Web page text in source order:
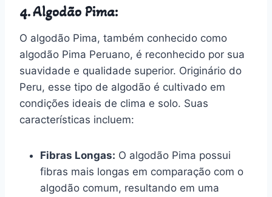
4. Algodão Pima:
O algodão Pima, também conhecido como
algodão Pima Peruano, é reconhecido por sua
suavidade e qualidade superior. Originário do
Peru, esse tipo de algodão é cultivado em
condições ideais de clima e solo. Suas
características incluem:
Fibras Longas: O algodão Pima possui
fibras mais longas em comparação com o
algodão comum, resultando em uma